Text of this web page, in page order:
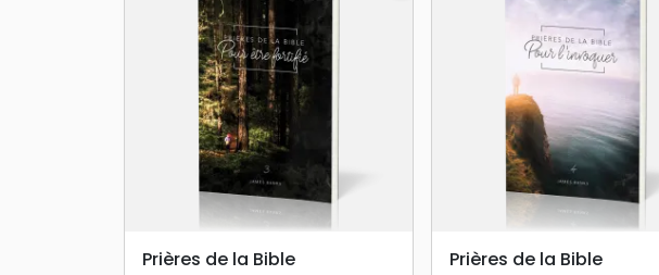
searchAPERÇU RAPIDE
Prières de la Bible searchAPERÇU RAPIDE
Prières de la Bible